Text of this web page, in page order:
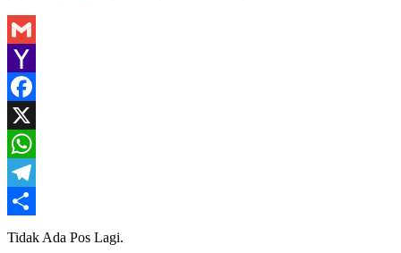
Gmail
Yahoo
Mail
Facebook
X
WhatsApp
Telegram
Share
Tidak Ada Pos Lagi.